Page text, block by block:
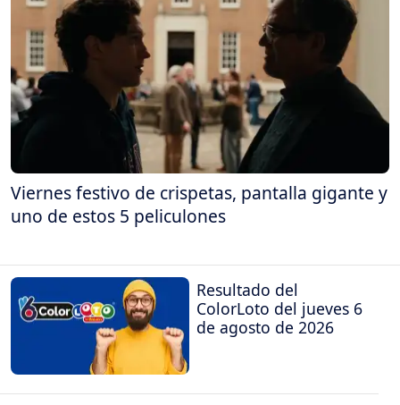
Viernes festivo de crispetas, pantalla gigante y
uno de estos 5 peliculones
Resultado del
ColorLoto del jueves 6
de agosto de 2026